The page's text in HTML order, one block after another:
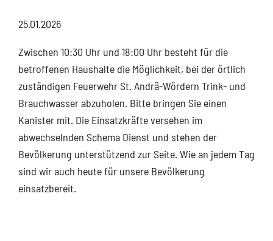
25.01.2026
Zwischen 10:30 Uhr und 18:00 Uhr besteht für die
betroffenen Haushalte die Möglichkeit, bei der örtlich
zuständigen Feuerwehr St. Andrä-Wördern Trink- und
Brauchwasser abzuholen. Bitte bringen Sie einen
Kanister mit. Die Einsatzkräfte versehen im
abwechselnden Schema Dienst und stehen der
Bevölkerung unterstützend zur Seite. Wie an jedem Tag
sind wir auch heute für unsere Bevölkerung
einsatzbereit.